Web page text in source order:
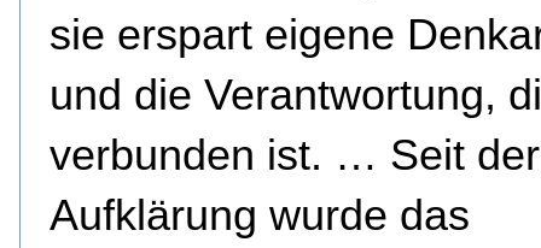
sie erspart eigene
und die Verantwortung,
verbunden ist. … Seit der
Aufklärung wurde das